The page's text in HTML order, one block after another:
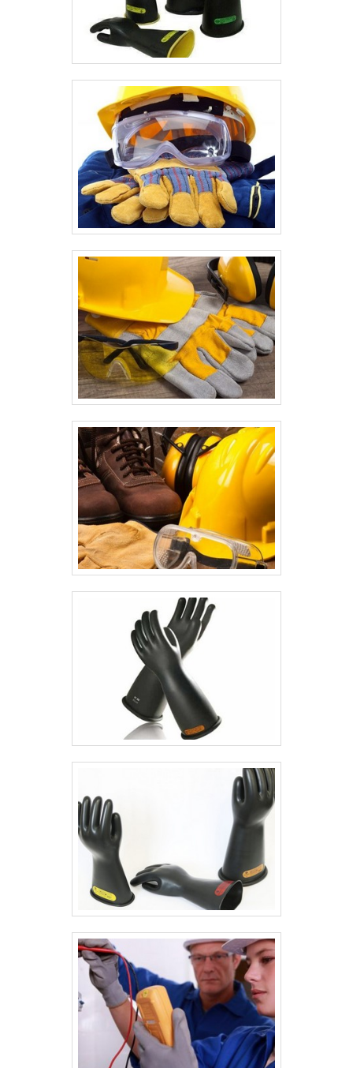
Comprometimento com o resultado
final. A MAIOR REFERÊNCIA NO
SEGMENTOSomente na Mega Safety
existe variedade e qualidade quando o
assunto for epi com grau valor
acessível. A empresa oferece opções
como oculos de grau proteção epi e
óculos epi de grau industrial.Isso se
deve ao fato de ser uma empresa
responsável e comprometida com seus
serviços, conquistas adquiridas porque
investiu em uma estrutura que hoje
onde são realizadas as atividades e
investimento constante em melhorias
tecnológicas. Todos esses fatores,
agregados a uma equipe
multidisciplinar de consultores
associados e alta qualidade, garantem
a melhor experiência para os clientes.